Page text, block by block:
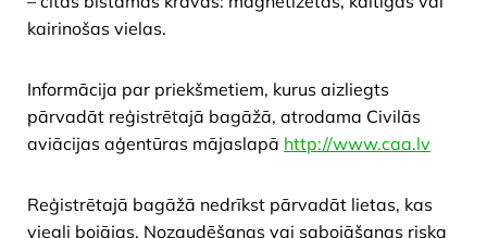
kairinošas vielas.
Informācija par priekšmetiem, kurus aizliegts
pārvadāt reģistrētajā bagāžā, atrodama Civilās
aviācijas aģentūras mājaslapā http://www.caa.lv
Reģistrētajā bagāžā nedrīkst pārvadāt lietas, kas
viegli bojājas. Nozaudēšanas vai sabojāšanas riska